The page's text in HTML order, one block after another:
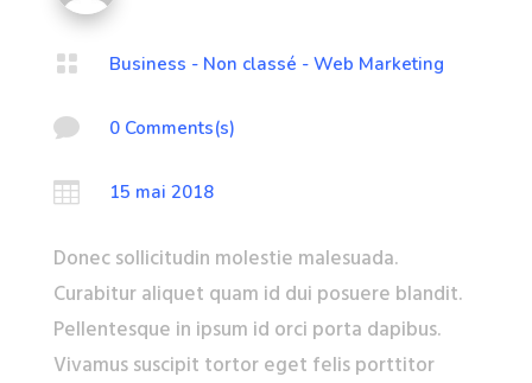
 Business - Non classé - Web Marketing
 0 Comments(s)
 15 mai 2018
Donec sollicitudin molestie malesuada.
Curabitur aliquet quam id dui posuere blandit.
Pellentesque in ipsum id orci porta dapibus.
Vivamus suscipit tortor eget felis porttitor